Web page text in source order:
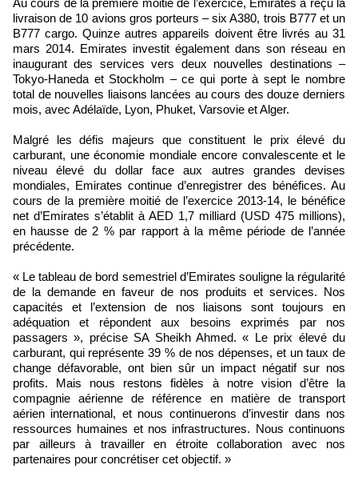
Au cours de la première moitié de l’exercice, Emirates a reçu la
livraison de 10 avions gros porteurs – six A380, trois B777 et un
B777 cargo. Quinze autres appareils doivent être livrés au 31
mars 2014. Emirates investit également dans son réseau en
inaugurant des services vers deux nouvelles destinations –
Tokyo-Haneda et Stockholm – ce qui porte à sept le nombre
total de nouvelles liaisons lancées au cours des douze derniers
mois, avec Adélaïde, Lyon, Phuket, Varsovie et Alger.
Malgré les défis majeurs que constituent le prix élevé du
carburant, une économie mondiale encore convalescente et le
niveau élevé du dollar face aux autres grandes devises
mondiales, Emirates continue d’enregistrer des bénéfices. Au
cours de la première moitié de l’exercice 2013-14, le bénéfice
net d’Emirates s’établit à AED 1,7 milliard (USD 475 millions),
en hausse de 2 % par rapport à la même période de l’année
précédente.
« Le tableau de bord semestriel d’Emirates souligne la régularité
de la demande en faveur de nos produits et services. Nos
capacités et l’extension de nos liaisons sont toujours en
adéquation et répondent aux besoins exprimés par nos
passagers », précise SA Sheikh Ahmed. « Le prix élevé du
carburant, qui représente 39 % de nos dépenses, et un taux de
change défavorable, ont bien sûr un impact négatif sur nos
profits. Mais nous restons fidèles à notre vision d’être la
compagnie aérienne de référence en matière de transport
aérien international, et nous continuerons d’investir dans nos
ressources humaines et nos infrastructures. Nous continuons
par ailleurs à travailler en étroite collaboration avec nos
partenaires pour concrétiser cet objectif. »